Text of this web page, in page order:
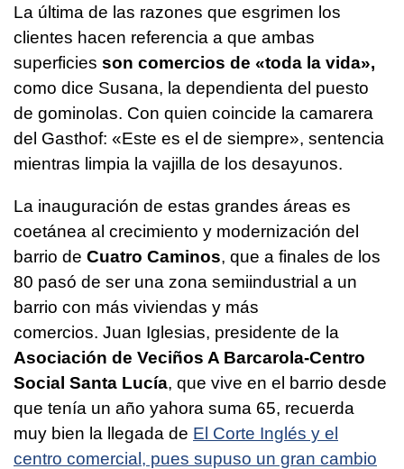
La última de las razones que esgrimen los
clientes hacen referencia a que ambas
superficies son comercios de «toda la vida»,
como dice Susana, la dependienta del puesto
de gominolas. Con quien coincide la camarera
del Gasthof: «Este es el de siempre», sentencia
mientras limpia la vajilla de los desayunos.
La inauguración de estas grandes áreas es
coetánea al crecimiento y modernización del
barrio de Cuatro Caminos, que a finales de los
80 pasó de ser una zona semiindustrial a un
barrio con más viviendas y más
comercios. Juan Iglesias, presidente de la
Asociación de Veciños A Barcarola-Centro
Social Santa Lucía, que vive en el barrio desde
que tenía un año yahora suma 65, recuerda
muy bien la llegada de El Corte Inglés y el
centro comercial, pues supuso un gran cambio